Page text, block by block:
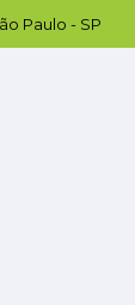
Paulo - SP